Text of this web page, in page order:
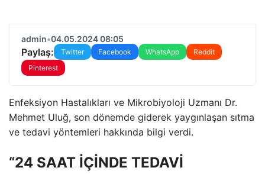
admin•04.05.2024 08:05
Paylaş: Twitter Facebook WhatsApp
Reddit
Pinterest
Enfeksiyon Hastalıkları ve Mikrobiyoloji Uzmanı Dr.
Mehmet Uluğ, son dönemde giderek yaygınlaşan sıtma
ve tedavi yöntemleri hakkında bilgi verdi.
“24 SAAT İÇİNDE TEDAVİ